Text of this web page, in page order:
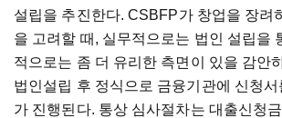
설립을 추진한다. CSBFP가 창업을 장려
을 고려할 때, 실무적으로는 법인 설립을
적으로는 좀 더 유리한 측면이 있을 감안
법인설립 후 정식으로 금융기관에 신청
가 진행된다. 통상 심사절차는 대출신청